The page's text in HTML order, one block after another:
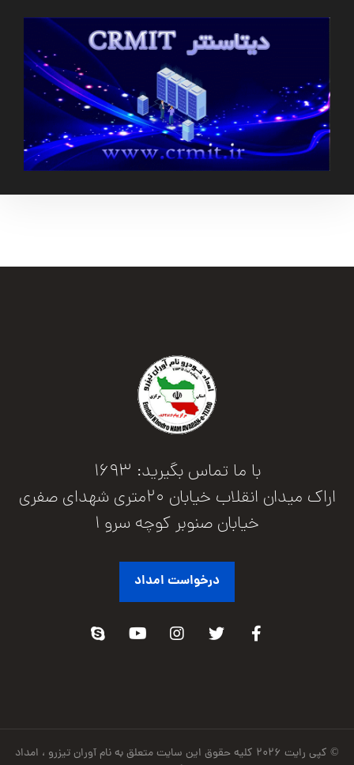
با ما تماس بگیرید: 1693
اراک میدان انقلاب خیابان 20متری شهدای صفری
خیابان صنوبر کوچه سرو 1
درخواست امداد
© کپی رایت ۲۰۲۶ کلیه حقوق این سایت متعلق به نام آوران تیزرو ، امداد